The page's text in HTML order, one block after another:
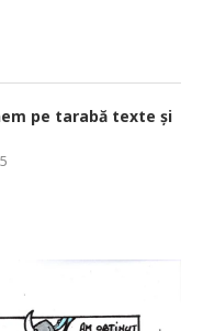
pe tarabă texte și